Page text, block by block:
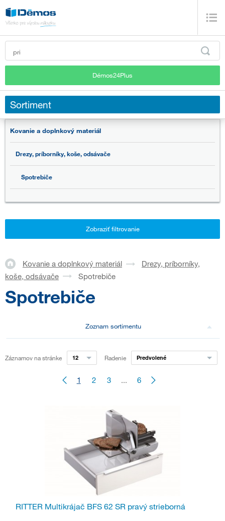
Démos24Plus
Sortiment
Kovanie a doplnkový materiál
Drezy, príborníky, koše, odsávače
Spotrebiče
Zobraziť filtrovanie
Kovanie a doplnkový materiál
Drezy, príborníky,
koše, odsávače
Spotrebiče
Spotrebiče
Zoznam sortimentu
Záznamov na stránke 12 Radenie Predvolené
1 2 3 ... 6
RITTER Multikrájač BFS 62 SR pravý strieborná